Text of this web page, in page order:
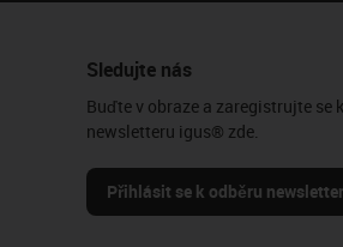
Sledujte nás
Buďte v obraze a zaregistrujte se
newsletteru igus® zde.
Přihlásit se k odběru